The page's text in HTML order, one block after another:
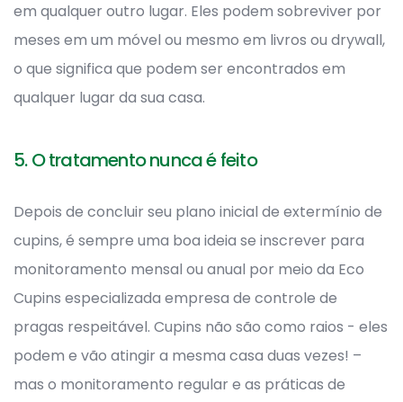
em qualquer outro lugar. Eles podem sobreviver por
meses em um móvel ou mesmo em livros ou drywall,
o que significa que podem ser encontrados em
qualquer lugar da sua casa.
5. O tratamento nunca é feito
Depois de concluir seu plano inicial de extermínio de
cupins, é sempre uma boa ideia se inscrever para
monitoramento mensal ou anual por meio da Eco
Cupins especializada empresa de controle de
pragas respeitável. Cupins não são como raios - eles
podem e vão atingir a mesma casa duas vezes! –
mas o monitoramento regular e as práticas de